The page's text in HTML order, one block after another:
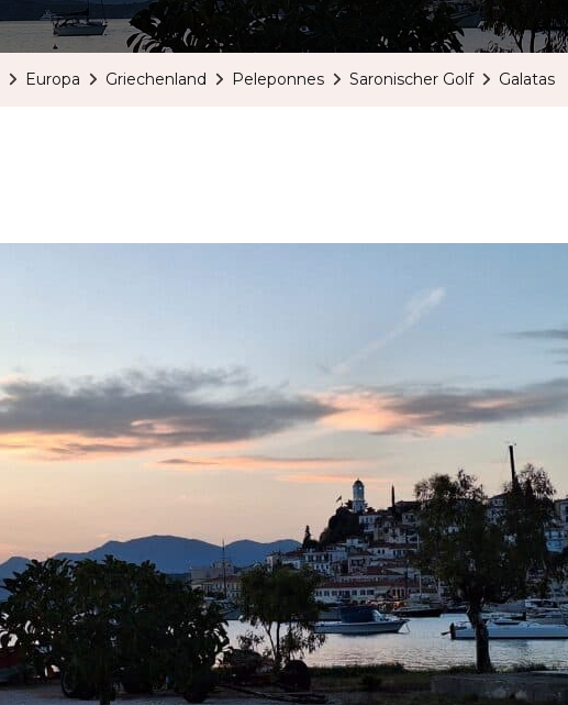
Europa Griechenland Peleponnes Saronischer Golf Galatas